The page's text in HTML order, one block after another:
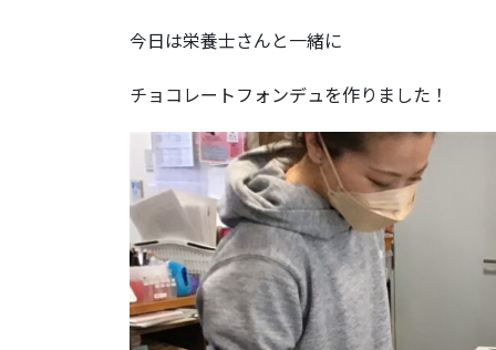
今日は栄養士さんと一緒に
チョコレートフォンデュを作りました！